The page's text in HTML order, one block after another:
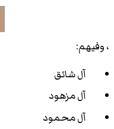
، وفيهم:
آل شائق
آل مزهود
آل محمود